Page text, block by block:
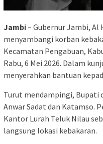
Jambi– Gubernur Jambi,
menyambangi korban
Kecamatan Pengabuan,
Rabu, 6 Mei 2026. Dalam
menyerahkan bantuan
Turut mendampingi, Bupati
Anwar Sadat dan Katamso.
Kantor Lurah Teluk Nilau
langsung lokasi kebakaran.